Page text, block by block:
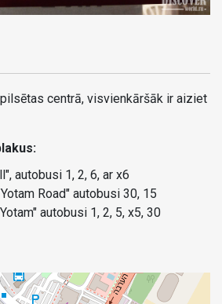
centrā, visvienkāršāk ir aiziet
autobusi 1, 2, 6, ar x6
Road" autobusi 30, 15
autobusi 1, 2, 5, х5, 30